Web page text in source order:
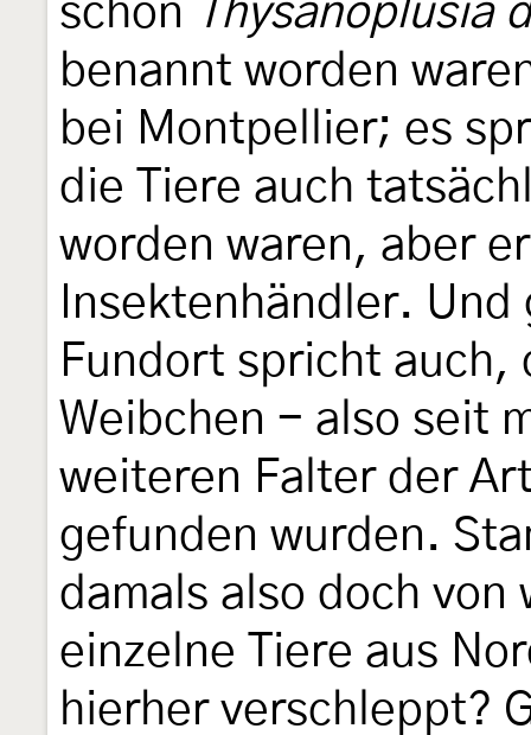
schon Thysanoplusia
benannt worden
bei Montpellier; es
die Tiere auch
worden waren, aber
Insektenhändler.
Fundort spricht auch,
Weibchen - also seit
weiteren Falter der
gefunden wurden.
damals also doch von
einzelne Tiere aus
hierher verschleppt?